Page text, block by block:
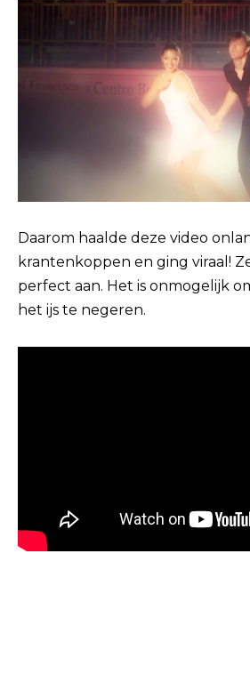
Daarom haalde deze video
krantenkoppen en ging viraal!
perfect aan. Het is onmogelijk
het ijs te negeren.